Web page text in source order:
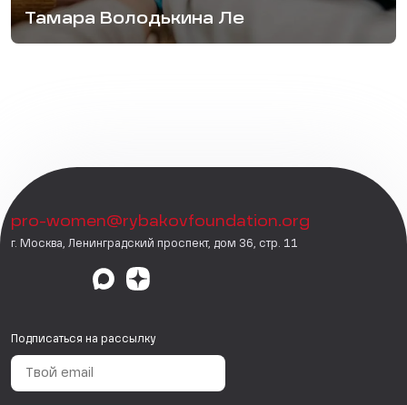
Тамара Володькина Ле
pro-women@rybakovfoundation.org
г. Москва, Ленинградский проспект, дом 36, стр. 11
Подписаться на рассылку